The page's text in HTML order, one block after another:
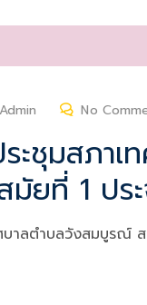
Admin No
ระชุมสภา
ยที่ 1 ปร
ศบาลตำบลวังสมบูรณ์